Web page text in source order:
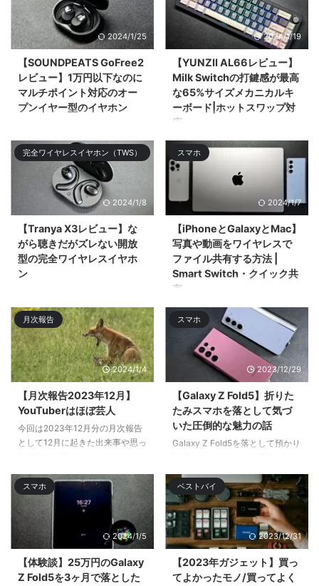
2024/1/25
【SOUNDPEATS GoFree2
レビュー】1万円以下なのに
マルチポイント対応のオー
プンイヤー型のイヤホン
お手頃価格なオープンタイプの完
全ワ ...
2024/1/19
【YUNZII AL66レビュー】
Milk Switchの打鍵感が最高
な65%サイズメカニカルキ
ーボード|ホットスワップ対
応
今回はアルミニウム筐体採用の
65%レイアウトのメカニカルキー
ボードの ...
完全ワイヤレスイヤホン（TWS）
2024/1/8
【Tranya X3レビュー】な
がら聴きだがズレない開放
型の完全ワイヤレスイヤホ
ン
イヤレスイヤホン「Tranya X3」
をレビューӕ ...
スマホ
2024/1/7
【iPhoneとGalaxyとMac】
写真や動画をワイヤレスで
ファイル共有する方法 |
Smart Switch・クイック共
有
今回はiPhoneとMacとGalaxyス
マホでのワイヤレスでのファイル
共有・ファイル転送 ...
月次報告
2024/1/4
【月次報告2023年12月】
YouTuberはほぼ芸人
今回は2023年12月分の月次報告
として12月に起きた出来事や思っ
スマホ
2023/12/29
【Galaxy Z Fold5】折りた
たみスマホを落として気づ
いた圧倒的な魅力の話
Galaxy Z Fold5を落として預かり
間はサブのGalaxy S22 Ultra& ...
スマホ
2024/1/5
【体験談】25万円のGalaxy
Z Fold5を3ヶ月で落とした
ベストバイ
2023/12/31
【2023年ガジェット】買っ
てよかったモノ/買ってよく